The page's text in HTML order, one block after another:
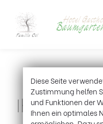
Ihr (E-)
Diese Seite
Zustimmung helfen
und Funktionen der
Ihnen ein optimales